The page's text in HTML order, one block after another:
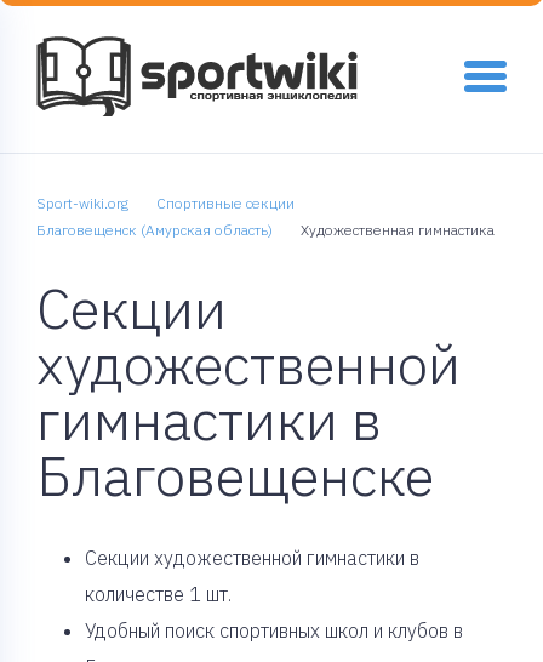
Sport-wiki.org
Спортивные секции
Благовещенск (Амурская область)
Художественная гимнастика
Секции
художественной
гимнастики в
Благовещенске
Cекции художественной гимнастики в
количестве 1 шт.
Удобный поиск спортивных школ и клубов в